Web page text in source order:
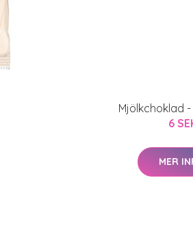
Mjölkchoklad
6
MER